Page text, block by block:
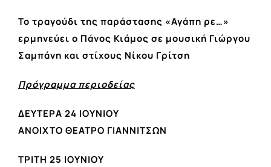
Το τραγούδι της παράστασης «Αγάπη ρε…»
ερμηνεύει ο Πάνος Κιάμος σε μουσική Γιώργου
Σαμπάνη και στίχους Νίκου Γρίτση
Πρόγραμμα περιοδείας
ΔΕΥΤΕΡΑ 24 ΙΟΥΝΙΟΥ
ΑΝΟΙΧΤΟ ΘΕΑΤΡΟ ΓΙΑΝΝΙΤΣΩΝ
ΤΡΙΤΗ 25 ΙΟΥΝΙΟΥ